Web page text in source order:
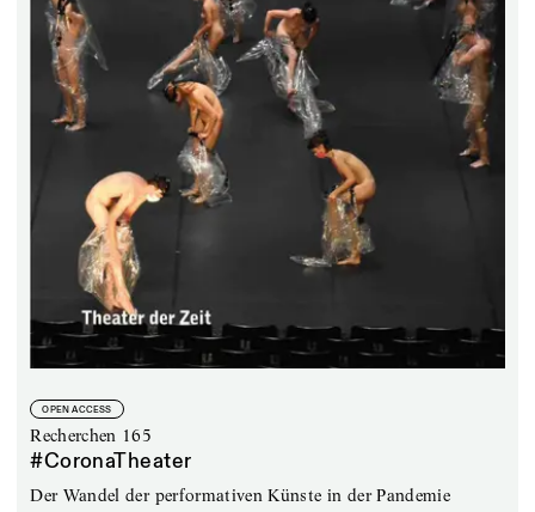
OPEN ACCESS
Recherchen 165
#CoronaTheater
Der Wandel der performativen Künste in der Pandemie